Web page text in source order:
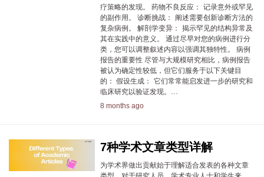
疗策略的发现。 药物不良反应： 记录意外或罕见
的副作用。 诊断挑战： 阐述需要创新诊断方法的
复杂病例。 解剖学变异： 揭示罕见的结构异常及
其在实践中的意义。 通过尽早对您的病例进行分
类，您可以调整叙述内容以强调其独特性。 病例
报告的重要性 尽管与大规模研究相比，病例报告
被认为确定性较低，但它们服务于以下关键目
的： 假设生成： 它们常常能启发进一步的研究和
临床研究以验证发现。…
8 months ago
7种学术文章类型详解
为学术界做出贡献始于理解适合发表的各种文章
类型。对于研究人员、学术专业人士和学生来